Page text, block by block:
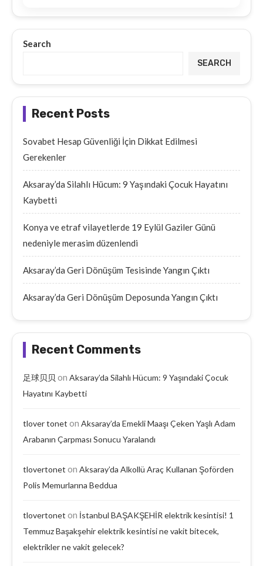
Search
SEARCH
Recent Posts
Sovabet Hesap Güvenliği İçin Dikkat Edilmesi
Gerekenler
Aksaray’da Silahlı Hücum: 9 Yaşındaki Çocuk Hayatını
Kaybetti
Konya ve etraf vilayetlerde 19 Eylül Gaziler Günü
nedeniyle merasim düzenlendi
Aksaray’da Geri Dönüşüm Tesisinde Yangın Çıktı
Aksaray’da Geri Dönüşüm Deposunda Yangın Çıktı
Recent Comments
足球贝贝 on Aksaray’da Silahlı Hücum: 9 Yaşındaki Çocuk
Hayatını Kaybetti
tlover tonet on Aksaray’da Emekli Maaşı Çeken Yaşlı Adam
Arabanın Çarpması Sonucu Yaralandı
tlovertonet on Aksaray’da Alkollü Araç Kullanan Şoförden
Polis Memurlarına Beddua
tlovertonet on İstanbul BAŞAKŞEHİR elektrik kesintisi! 1
Temmuz Başakşehir elektrik kesintisi ne vakit bitecek,
elektrikler ne vakit gelecek?